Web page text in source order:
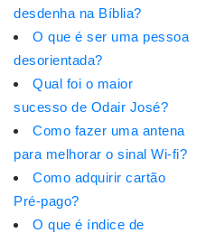
desdenha na Bíblia?
O que é ser uma pessoa
desorientada?
Qual foi o maior
sucesso de Odair José?
Como fazer uma antena
para melhorar o sinal Wi-fi?
Como adquirir cartão
Pré-pago?
O que é índice de